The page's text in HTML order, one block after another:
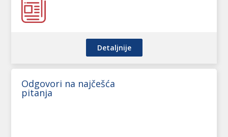
Detaljnije
Odgovori na najčešća
pitanja